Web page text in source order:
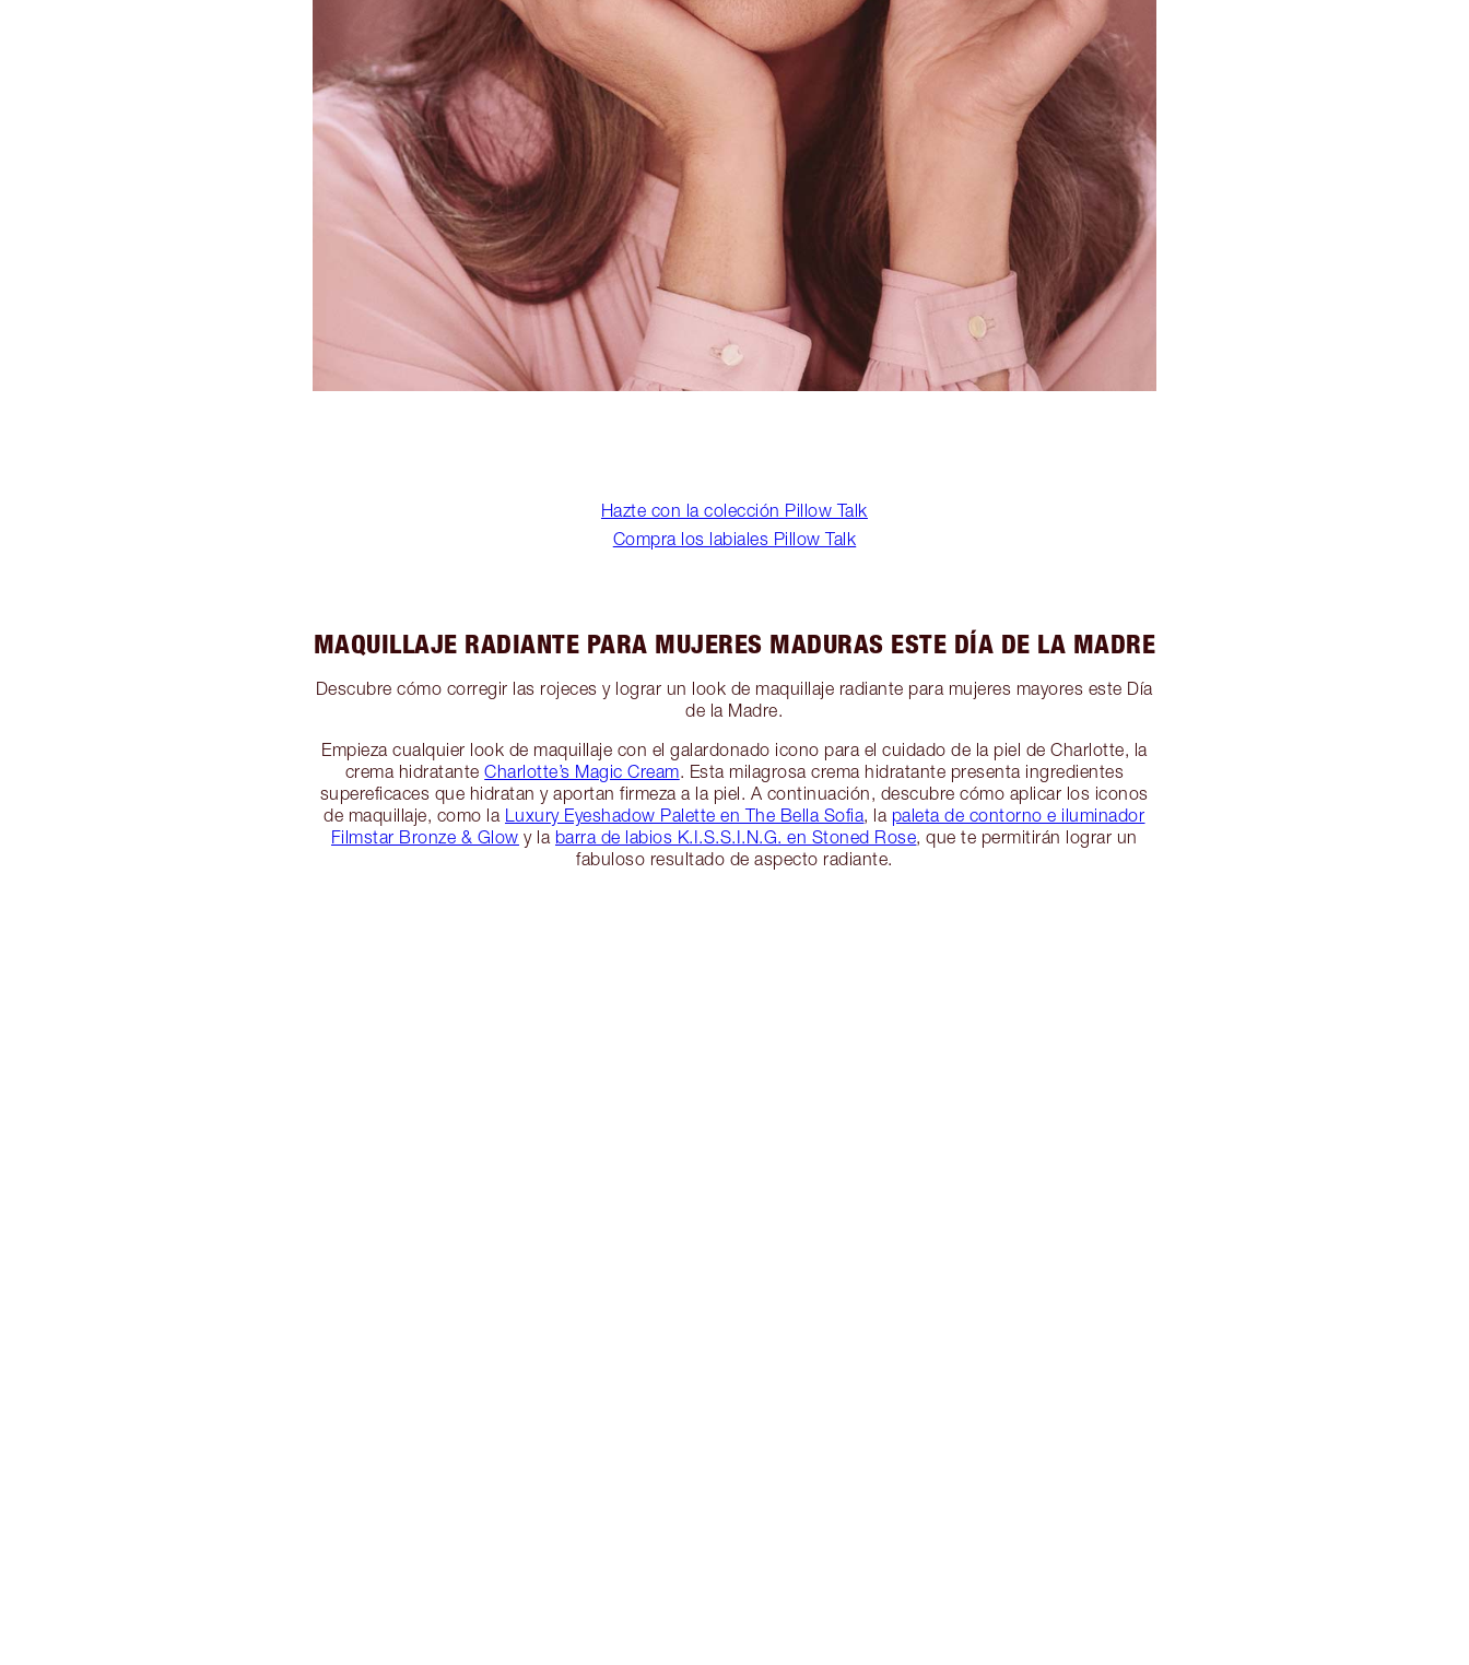
Hazte con la colección Pillow Talk
Compra los labiales Pillow Talk
MAQUILLAJE RADIANTE PARA MUJERES MADURAS ESTE DÍA DE LA MADRE
Descubre cómo corregir las rojeces y lograr un look de maquillaje radiante para mujeres mayores este Día
de la Madre.
Empieza cualquier look de maquillaje con el galardonado icono para el cuidado de la piel de Charlotte, la
crema hidratanteCharlotte’s Magic Cream. Esta milagrosa crema hidratante presenta ingredientes
supereficaces que hidratan y aportan firmeza a la piel. A continuación, descubre cómo aplicar los iconos
de maquillaje, como la Luxury Eyeshadow Palette en The Bella Sofia, la paleta de contorno e iluminador
Filmstar Bronze & Glow y la barra de labios K.I.S.S.I.N.G. en Stoned Rose, que te permitirán lograr un
fabuloso resultado de aspecto radiante.